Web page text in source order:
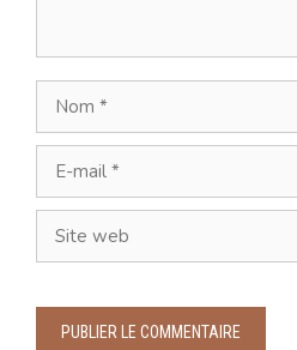
Nom
mail
Site
web